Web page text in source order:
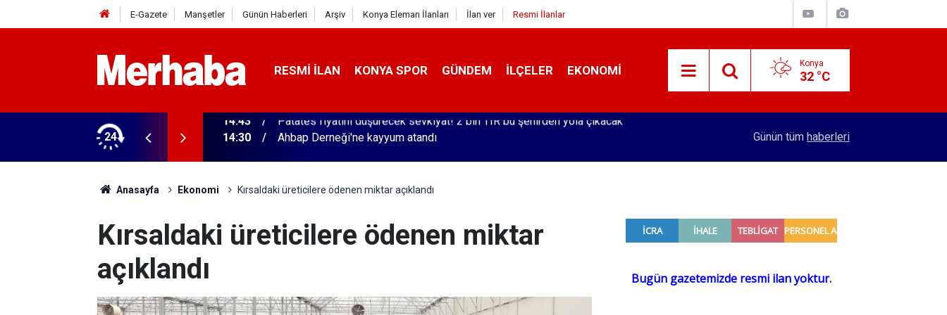
E-Gazete Manşetler Günün Haberleri Arşiv Konya Eleman İlanları İlan ver Resmi İlanlar
RESMI İLAN KONYA SPOR GÜNDEM İLÇELER EKONOMI Konya
32 °C
24
2 bin TIR bu şehirden yola çıkacak 14:30 Ahbap Derneği'ne kayyum atandı Küresel gıda fiyatlarında yükseliş
Günün tüm haberleri
Anasayfa Ekonomi Kırsaldaki üreticilere ödenen miktar açıklandı
Kırsaldaki üreticilere ödenen miktar
açıklandı